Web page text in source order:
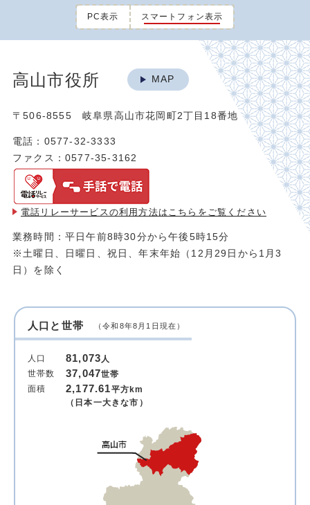
PC表示 スマートフォン表示
高山市役所 MAP
〒506-8555 岐阜県高山市花岡町2丁目18番地
電話：0577-32-3333
ファクス：0577-35-3162
電話リレーサービスの利用方法は こちらをご覧ください
業務時間：平日午前8時30分から午後5時15分
※土曜日、日曜日、祝日、年末年始（12月29日から1月3
日）を除く
人口と世帯 （令和8年8月1日現在）
人口 81,073 人
世帯数
37,047世帯
面積
2,177.61平方km
（日本一大きな市）